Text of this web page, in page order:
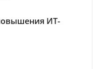
ИТ-